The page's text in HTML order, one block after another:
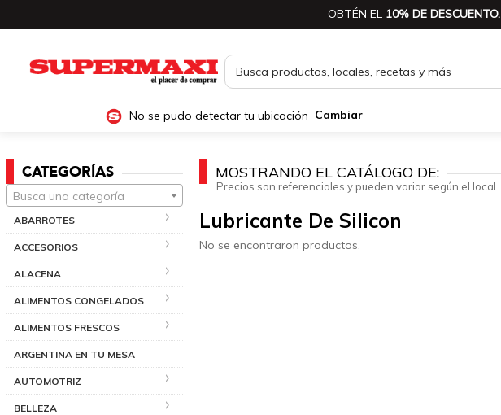
OBTÉN EL 10% DE DESCUENTO.
No se pudo detectar tu ubicación Cambiar
CATEGORÍAS
Busca una categoría
ABARROTES
ACCESORIOS
ALACENA
ALIMENTOS CONGELADOS
ALIMENTOS FRESCOS
ARGENTINA EN TU MESA
AUTOMOTRIZ
BELLEZA
MOSTRANDO EL CATÁLOGO DE:
Precios son referenciales y pueden variar según el local.
Lubricante De Silicon
No se encontraron productos.